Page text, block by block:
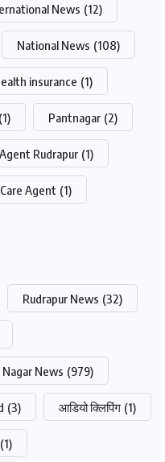
News (12)
National News (108)
insurance (1)
(1) Pantnagar (2)
Rudrapur (1)
Agent (1)
Rudrapur News (32)
Nagar News (979)
(3) आडियो क्लिपिंग (1)
(1)